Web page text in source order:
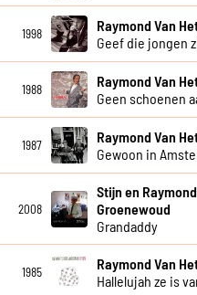
1998
Raymond Van
Geef die jongen
1988
Raymond Van
Geen schoenen
1987
Raymond Van
Gewoon in
2008
Stijn en
Groenewoud
Grandaddy
1985
Raymond Van
Hallelujah ze is